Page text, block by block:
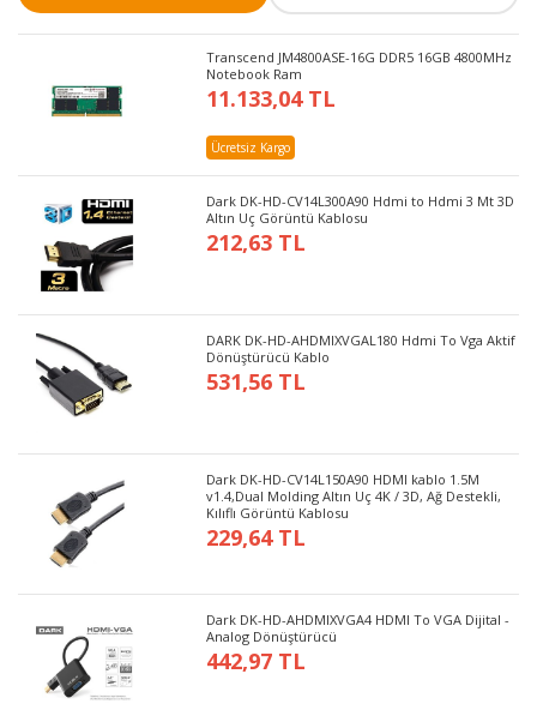
Transcend JM4800ASE-16G DDR5 16GB 4800MHz
Notebook Ram
11.133,04 TL
Ücretsiz Kargo
Dark DK-HD-CV14L300A90 Hdmi to Hdmi 3 Mt 3D
Altın Uç Görüntü Kablosu
212,63 TL
DARK DK-HD-AHDMIXVGAL180 Hdmi To Vga Aktif
Dönüştürücü Kablo
531,56 TL
Dark DK-HD-CV14L150A90 HDMI kablo 1.5M
v1.4,Dual Molding Altın Uç 4K / 3D, Ağ Destekli,
Kılıflı Görüntü Kablosu
229,64 TL
Dark DK-HD-AHDMIXVGA4 HDMI To VGA Dijital -
Analog Dönüştürücü
442,97 TL